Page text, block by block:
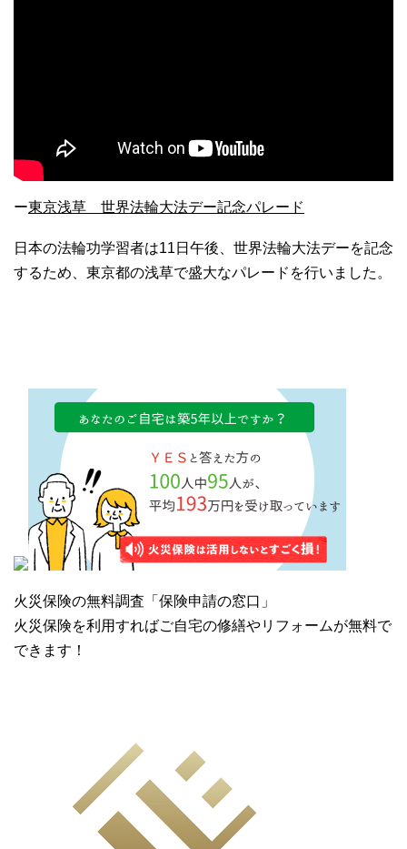
ー東京浅草 世界法輪大法デー記念パレード
日本の法輪功学習者は11日午後、世界法輪大法デーを記念
するため、東京都の浅草で盛大なパレードを行いました。
火災保険の無料調査「保険申請の窓口」
火災保険を利用すればご自宅の修繕やリフォームが無料で
できます！